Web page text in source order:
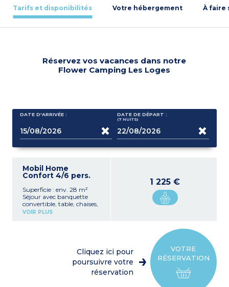
Tarifs et disponibilités Votre hébergement À faire
Réservez vos vacances dans notre
Flower Camping Les Loges
DATE D'ARRIVÉE : DATE DE DÉPART :
(7 NUITS)
Mobil Home
Confort 4/6 pers.
Superficie : env. 28 m²
Séjour avec banquette
convertible, table, chaises,
télévision
1 chambre avec un lit
1 chambre avec deux lits
1 salle d’eau avec douche,
VOIR PLUS
1 225 €
VOTRE
RÉSERVATION
Cliquez ici pour
poursuivre votre
réservation